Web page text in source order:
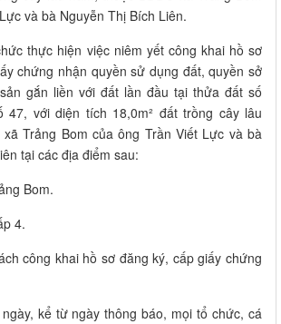
và bà Nguyễn Thị Bích Liên.
thực hiện việc niêm yết công khai hồ sơ
chứng nhận quyền sử dụng đất, quyền sở
gắn liền với đất lần đầu tại thửa đất số
47, với diện tích 18,0m² đất trồng cây lâu
Trảng Bom của ông Trần Viết Lực và bà
tại các địa điểm sau:
Bom.
4.
công khai hồ sơ đăng ký, cấp giấy chứng
kể từ ngày thông báo, mọi tổ chức, cá